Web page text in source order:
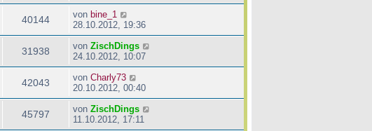
40144 von bine_1
28.10.2012, 19:36
31938 von ZischDings
24.10.2012, 10:07
42043 von Charly73
20.10.2012, 00:40
45797 von ZischDings
11.10.2012, 17:11